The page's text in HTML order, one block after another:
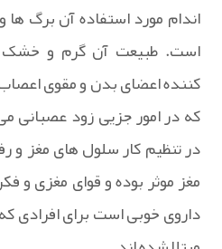
اندام مورد استفاده آن برگ
است. طبیعت آن گرم و خشک
کننده اعضای بدن و مقوی
که در امور جزیی زود عصبانی
در تنظیم کار سلول های مغز و
مغز موثر بوده و قوای مغزی و
داروی خوبی است برای افرادی